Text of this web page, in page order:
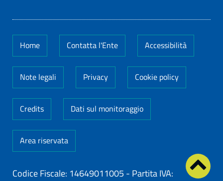
Home Contatta l'Ente Accessibilità
Note legali Privacy Cookie policy
Credits Dati sul monitoraggio
Area riservata
Codice Fiscale: 14649011005 - Partita IVA: